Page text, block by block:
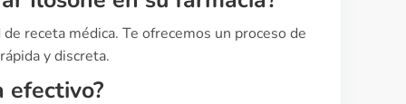
receta médica. Te ofrecemos un proceso de
y discreta.
efectivo?